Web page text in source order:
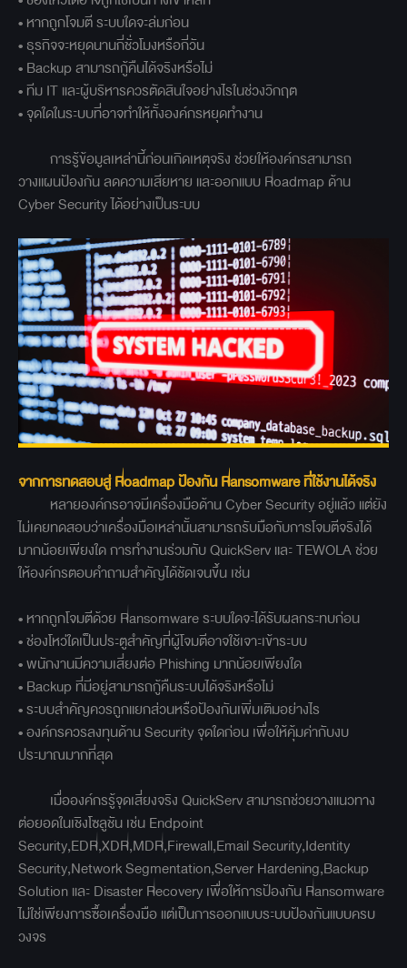
• หากถูกโจมตี ระบบใดจะล่มก่อน
• ธุรกิจจะหยุดนานกี่ชั่วโมงหรือกี่วัน
• Backup สามารถกู้คืนได้จริงหรือไม่
• ทีม IT และผู้บริหารควรตัดสินใจอย่างไรในช่วงวิกฤต
• จุดใดในระบบที่อาจทำให้ทั้งองค์กรหยุดทำงาน
การรู้ข้อมูลเหล่านี้ก่อนเกิดเหตุจริง ช่วยให้องค์กรสามารถ
วางแผนป้องกัน ลดความเสียหาย และออกแบบ Roadmap ด้าน
Cyber Security ได้อย่างเป็นระบบ
จากการทดสอบสู่ Roadmap ป้องกัน Ransomware ที่ใช้งานได้จริง
หลายองค์กรอาจมีเครื่องมือด้าน Cyber Security อยู่แล้ว แต่ยัง
ไม่เคยทดสอบว่าเครื่องมือเหล่านั้นสามารถรับมือกับการโจมตีจริงได้
มากน้อยเพียงใด การทำงานร่วมกับ QuickServ และ TEWOLA ช่วย
ให้องค์กรตอบคำถามสำคัญได้ชัดเจนขึ้น เช่น
• หากถูกโจมตีด้วย Ransomware ระบบใดจะได้รับผลกระทบก่อน
• ช่องโหว่ใดเป็นประตูสำคัญที่ผู้โจมตีอาจใช้เจาะเข้าระบบ
• พนักงานมีความเสี่ยงต่อ Phishing มากน้อยเพียงใด
• Backup ที่มีอยู่สามารถกู้คืนระบบได้จริงหรือไม่
• ระบบสำคัญควรถูกแยกส่วนหรือป้องกันเพิ่มเติมอย่างไร
• องค์กรควรลงทุนด้าน Security จุดใดก่อน เพื่อให้คุ้มค่ากับงบ
ประมาณมากที่สุด
เมื่อองค์กรรู้จุดเสี่ยงจริง QuickServ สามารถช่วยวางแนวทาง
ต่อยอดในเชิงโซลูชัน เช่น Endpoint
Security,EDR,XDR,MDR,Firewall,Email Security,Identity
Security,Network Segmentation,Server Hardening,Backup
Solution และ Disaster Recovery เพื่อให้การป้องกัน Ransomware
ไม่ใช่เพียงการซื้อเครื่องมือ แต่เป็นการออกแบบระบบป้องกันแบบครบ
วงจร